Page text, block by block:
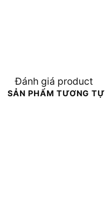
Đánh giá product
SẢN PHẨM TƯƠNG TỰ